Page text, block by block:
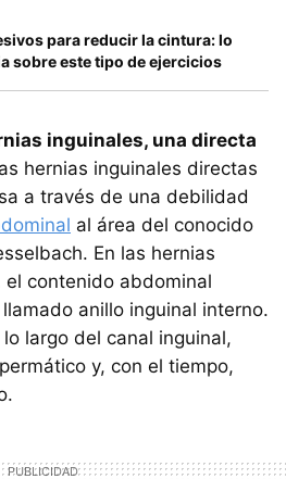
para reducir la cintura: lo
sobre este tipo de ejercicios
inguinales, una directa
hernias inguinales directas
a través de una debilidad
al área del conocido
En las hernias
contenido abdominal
anillo inguinal interno.
largo del canal inguinal,
y, con el tiempo,